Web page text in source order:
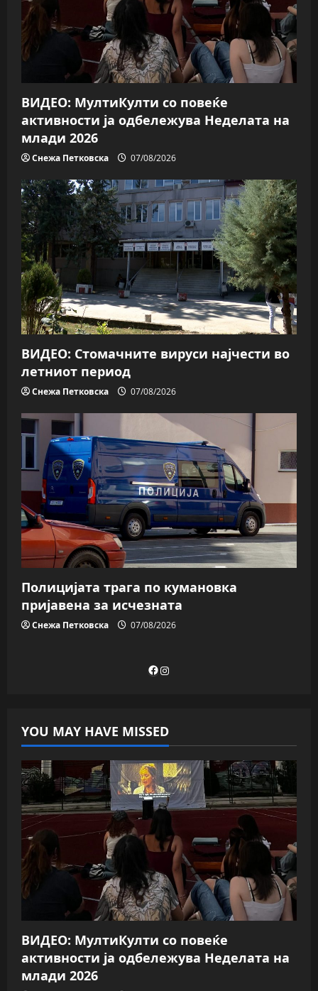
t
i
o
n
ВИДЕО: МултиКулти со повеќе
активности ја одбележува Неделата на
млади 2026
Снежа Петковска 07/08/2026
ВИДЕО: Стомачните вируси најчести во
летниот период
Снежа Петковска 07/08/2026
Полицијата трага пo кумановка
пријавена за исчезната
Снежа Петковска 07/08/2026
Facebook
Instagram
YOU MAY HAVE MISSED
ВИДЕО: МултиКулти со повеќе
активности ја одбележува Неделата на
млади 2026